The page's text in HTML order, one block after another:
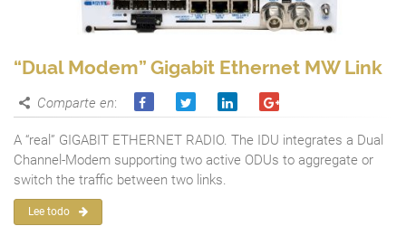
“Dual Modem” Gigabit Ethernet MW Link
Comparte en:
A “real” GIGABIT ETHERNET RADIO. The IDU integrates a Dual
Channel-Modem supporting two active ODUs to aggregate or
switch the traffic between two links.
Lee todo